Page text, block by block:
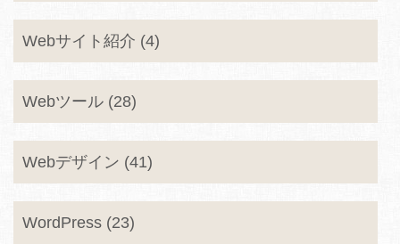
Webサイト紹介 (4)
Webツール (28)
Webデザイン (41)
WordPress (23)